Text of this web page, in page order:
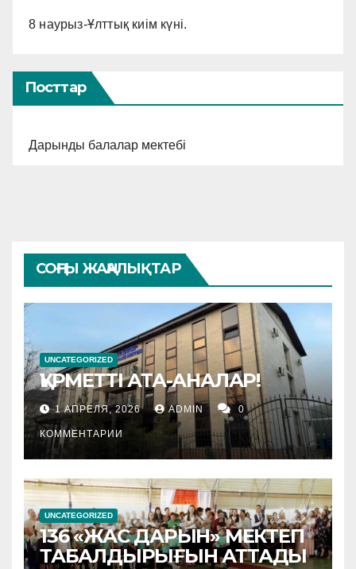
8 наурыз-Ұлттық киім күні.
Посттар
Дарынды балалар мектебі
СОҢҒЫ ЖАҢАЛЫҚТАР
UNCATEGORIZED
ҚҰРМЕТТІ АТА-АНАЛАР!
1 АПРЕЛЯ, 2026 ADMIN 0
КОММЕНТАРИИ
UNCATEGORIZED
136 «ЖАС ДАРЫН» МЕКТЕП
ТАБАЛДЫРЫҒЫН АТТАДЫ